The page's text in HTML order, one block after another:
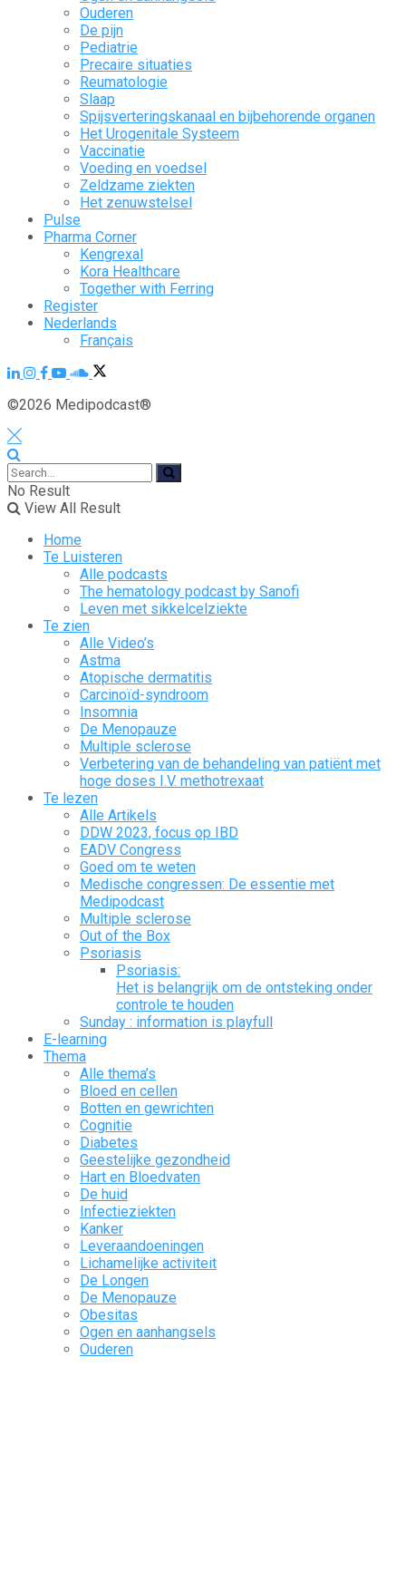
Ouderen
De pijn
Pediatrie
Precaire situaties
Reumatologie
Slaap
Spijsverteringskanaal en bijbehorende organen
Het Urogenitale Systeem
Vaccinatie
Voeding en voedsel
Zeldzame ziekten
Het zenuwstelsel
Pulse
Pharma Corner
Kengrexal
Kora Healthcare
Together with Ferring
Register
Nederlands
Français
©2026 Medipodcast®
No Result
View All Result
Home
Te Luisteren
Alle podcasts
The hematology podcast by Sanofi
Leven met sikkelcelziekte
Te zien
Alle Video’s
Astma
Atopische dermatitis
Carcinoïd-syndroom
Insomnia
De Menopauze
Multiple sclerose
Verbetering van de behandeling van patiënt met
hoge doses I.V. methotrexaat
Te lezen
Alle Artikels
DDW 2023, focus op IBD
EADV Congress
Goed om te weten
Medische congressen: De essentie met
Medipodcast
Multiple sclerose
Out of the Box
Psoriasis
Psoriasis:
Het is belangrijk om de ontsteking onder
controle te houden
Sunday : information is playfull
E-learning
Thema
Alle thema’s
Bloed en cellen
Botten en gewrichten
Cognitie
Diabetes
Geestelijke gezondheid
Hart en Bloedvaten
De huid
Infectieziekten
Kanker
Leveraandoeningen
Lichamelijke activiteit
De Longen
De Menopauze
Obesitas
Ogen en aanhangsels
Ouderen